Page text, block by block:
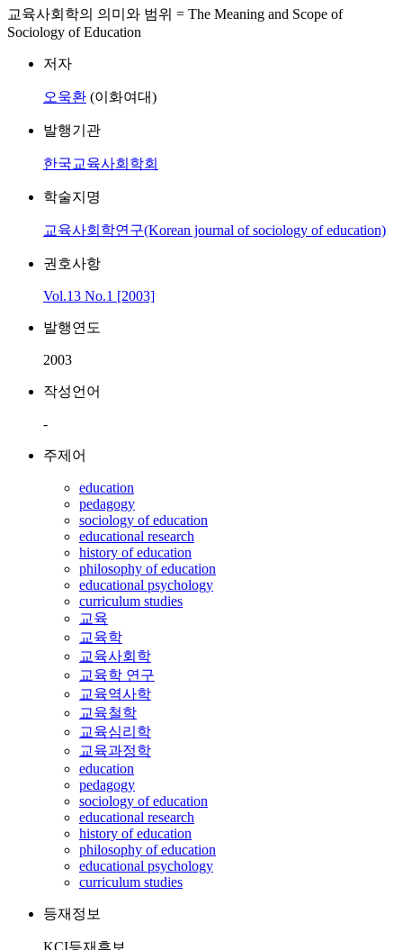
교육사회학의 의미와 범위 = The Meaning and Scope of
Sociology of Education
저자
오욱환 (이화여대)
발행기관
한국교육사회학회
학술지명
교육사회학연구(Korean journal of sociology of education)
권호사항
Vol.13 No.1 [2003]
발행연도
2003
작성언어
-
주제어
education
pedagogy
sociology of education
educational research
history of education
philosophy of education
educational psychology
curriculum studies
교육
교육학
교육사회학
교육학 연구
교육역사학
교육철학
교육심리학
교육과정학
education
pedagogy
sociology of education
educational research
history of education
philosophy of education
educational psychology
curriculum studies
등재정보
KCI등재후보